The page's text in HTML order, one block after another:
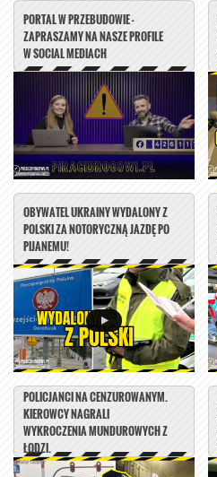
PORTAL W PRZEBUDOWIE -
ZAPRASZAMY NA NASZE PROFILE
W SOCIAL MEDIACH
OBYWATEL UKRAINY WYDALONY Z
POLSKI ZA NOTORYCZNĄ JAZDĘ PO
PIJANEMU!
POLICJANCI NA CENZUROWANYM.
KIEROWCY NAGRALI
WYKROCZENIA MUNDUROWYCH Z
ŁODZI.